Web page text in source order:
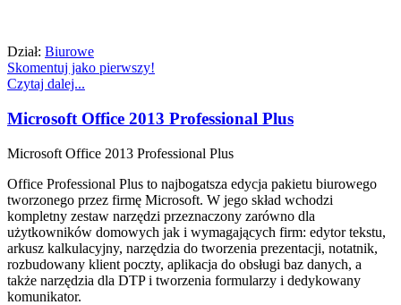
Dział: Biurowe
Skomentuj jako pierwszy!
Czytaj dalej...
Microsoft Office 2013 Professional Plus
Microsoft Office 2013 Professional Plus
Office Professional Plus to najbogatsza edycja pakietu biurowego
tworzonego przez firmę Microsoft. W jego skład wchodzi
kompletny zestaw narzędzi przeznaczony zarówno dla
użytkowników domowych jak i wymagających firm: edytor tekstu,
arkusz kalkulacyjny, narzędzia do tworzenia prezentacji, notatnik,
rozbudowany klient poczty, aplikacja do obsługi baz danych, a
także narzędzia dla DTP i tworzenia formularzy i dedykowany
komunikator.